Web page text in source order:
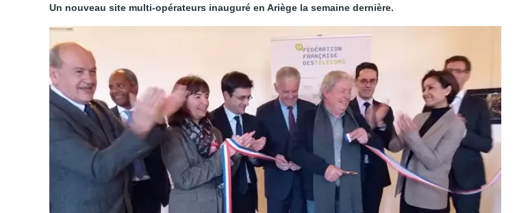
Un nouveau site multi-opérateurs inauguré en Ariège la semaine dernière.